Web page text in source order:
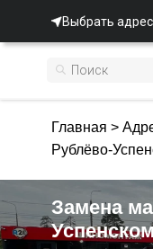
Выбрать адрес
Главная >
Рублёво-
Замена